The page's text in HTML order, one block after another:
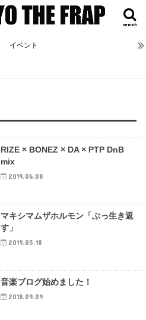
search
イベント
RIZE × BONEZ × DA × PTP DnB
mix
2019.06.08
マキシマムザホルモン「ぶっ生き返
す」
2019.05.18
音楽ブログ始めました！
2018.09.09